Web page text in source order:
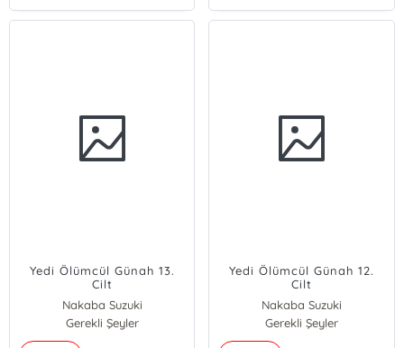
Yedi Ölümcül Günah 13.
Cilt
Nakaba Suzuki
Gerekli Şeyler
Yedi Ölümcül Günah 12.
Cilt
Nakaba Suzuki
Gerekli Şeyler